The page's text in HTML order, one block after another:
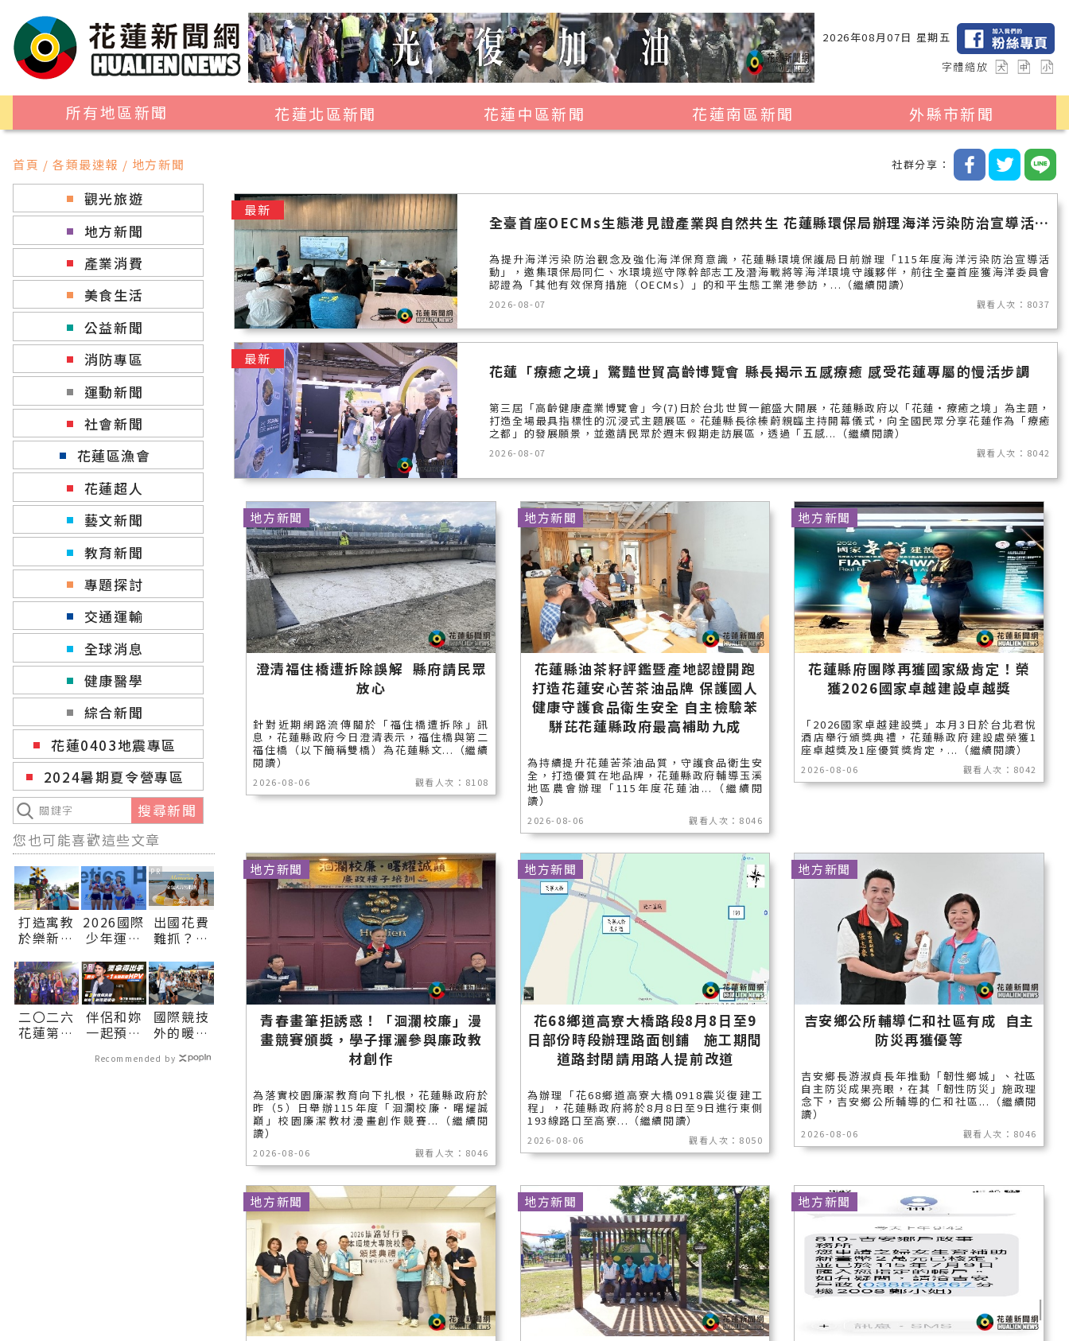
2026年08月07日 星期五
字體縮放
所有地區新聞
花蓮北區新聞
新城鄉
秀林鄉
花蓮中區新聞
豐濱鄉
花蓮南區新聞
外縣市新聞
花蓮縣全區
2024暑期夏令營專區
台中市
彰化縣
高雄市
國外報導
台東縣
關山鎮
新竹市
和平鄉
台南市
澎湖縣
香港
台東市
雲林縣
長濱鄉
台東市
首頁 / 各類最速報 / 地方新聞 社群分享：
觀光旅遊
地方新聞
產業消費
美食生活
公益新聞
消防專區
運動新聞
社會新聞
花蓮區漁會
花蓮超人
藝文新聞
教育新聞
專題探討
交通運輸
全球消息
健康醫學
綜合新聞
花蓮0403地震專區
2024暑期夏令營專區
搜尋新聞
您也可能喜歡這些文章
打造寓教
於樂新亮
通主題公
園將開放
體驗∣花
蓮新聞網
官方網站
2026國際
少年運動
高潮迭
起 臺灣
選手表現
亮眼 獎牌
連連∣花
官方網站
出國花費
難抓？全
假期，一
價搞定食
宿玩樂，
省錢更省
心！
PR
二〇二六
花蓮第五
伴侶和妳
一起預防
有資格說
PR
國際競技
外的暖心
與多元文
Recommended by
最新
全臺首座OECMs生態港見證產業與自然共生 花蓮縣環保局辦理海洋污染防治宣導活動 深化海洋保育知能
為提升海洋污染防治觀念及強化海洋保育意識，花蓮縣環境保護局日前辦理「115年度海洋污染防治宣導活
動」，邀集環保局同仁、水環境巡守隊幹部志工及潛海戰將等海洋環境守護夥伴，前往全臺首座獲海洋委員會
認證為「其他有效保育措施（OECMs）」的和平生態工業港參訪，...（繼續閱讀）
2026-08-07 觀看人次：8037
最新
花蓮「療癒之境」驚豔世貿高齡博覽會 縣長揭示五感療癒 感受花蓮專屬的慢活步調
第三屆「高齡健康產業博覽會」今(7)日於台北世貿一館盛大開展，花蓮縣政府以「花蓮‧療癒之境」為主題，
打造全場最具指標性的沉浸式主題展區。花蓮縣長徐榛蔚親臨主持開幕儀式，向全國民眾分享花蓮作為「療癒
之都」的發展願景，並邀請民眾於週末假期走訪展區，透過「五感...（繼續閱讀）
2026-08-07 觀看人次：8042
澄清福住橋遭拆除誤解 縣府請民眾
放心
針對近期網路流傳關於「福住橋遭拆除」訊
息，花蓮縣政府今日澄清表示，福住橋與第二
福住橋（以下簡稱雙橋）為花蓮縣文...（繼續
閱讀）
2026-08-06 觀看人次：8108
地方新聞
花蓮縣油茶籽評鑑暨產地認證開跑
打造花蓮安心苦茶油品牌 保護國人
健康守護食品衛生安全 自主檢驗苯
駢芘花蓮縣政府最高補助九成
為持續提升花蓮苦茶油品質，守護食品衛生安
全，打造優質在地品牌，花蓮縣政府輔導玉溪
地區農會辦理「115年度花蓮油...（繼續閱
讀）
2026-08-06 觀看人次：8046
地方新聞
花蓮縣府團隊再獲國家級肯定！榮
獲2026國家卓越建設卓越獎
「2026國家卓越建設獎」本月3日於台北君悅
酒店舉行頒獎典禮，花蓮縣政府建設處榮獲1
座卓越獎及1座優質獎肯定，...（繼續閱讀）
2026-08-06 觀看人次：8042
地方新聞
青春畫筆拒誘惑！「洄瀾校廉」漫
畫競賽頒獎，學子揮灑參與廉政教
材創作
為落實校園廉潔教育向下扎根，花蓮縣政府於
昨（5）日舉辦115年度「洄瀾校廉．曙耀誠
巔」校園廉潔教材漫畫創作競賽...（繼續閱
讀）
2026-08-06 觀看人次：8046
地方新聞
花68鄉道高寮大橋路段8月8日至9
日部份時段辦理路面刨鋪 施工期間
道路封閉請用路人提前改道
為辦理「花68鄉道高寮大橋0918震災復建工
程」，花蓮縣政府將於8月8日至9日進行東側
193線路口至高寮...（繼續閱讀）
2026-08-06 觀看人次：8050
地方新聞
吉安鄉公所輔導仁和社區有成 自主
防災再獲優等
吉安鄉長游淑貞長年推動「韌性鄉城」、社區
自主防災成果亮眼，在其「韌性防災」施政理
念下，吉安鄉公所輔導的仁和社區...（繼續閱
讀）
2026-08-06 觀看人次：8046
地方新聞
地方新聞 地方新聞 地方新聞